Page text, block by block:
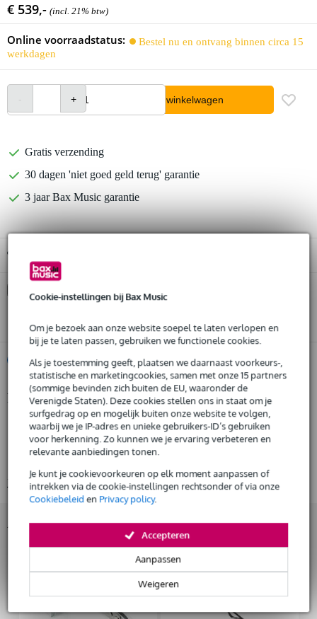
Cookie-instellingen bij Bax Music
Om je bezoek aan onze website soepel te laten verlopen en
bij je te laten passen, gebruiken we functionele cookies.
Als je toestemming geeft, plaatsen we daarnaast voorkeurs-,
statistische en marketingcookies, samen met onze 15 partners
(sommige bevinden zich buiten de EU, waaronder de
Verenigde Staten). Deze cookies stellen ons in staat om je
surfgedrag op en mogelijk buiten onze website te volgen,
waarbij we je IP-adres en unieke gebruikers-ID’s gebruiken
voor herkenning. Zo kunnen we je ervaring verbeteren en
relevante aanbiedingen tonen.
Je kunt je cookievoorkeuren op elk moment aanpassen of
intrekken via de cookie-instellingen rechtsonder of via onze
Cookiebeleiden Privacy policy.
Weigeren
Aanpassen
Accepteren
€ 539,- (incl. 21% btw)
Online voorraadstatus:
Bestel nu en ontvang binnen circa 15
werkdagen
In winkelwagen
Gratis verzending
30 dagen 'niet goed geld terug' garantie
3 jaar Bax Music garantie
voordelen
Huur dit product
Huur dit product al vanaf 39 euro per maand
Huur meerdere producten tegelijk: min. € 300,- en max.
€ 2.500,-
Gratisthuisbezorgd of op te halen in de winkel
Al na 4 maanden maandelijks opzegbaar
De mogelijkheid om je product(en) met korting te kopen
Snelle vervanging door Bax Music bij een defect
Huur dit product
Productinformatie
Duratruss DT 34 2 C30
hoekstuk 90 graden Special for Roof A
materiaal: aluminium EN-AW 6082 T6 (AlMgSi1)
Bekijk alle productspecificaties
Accessoires (8)